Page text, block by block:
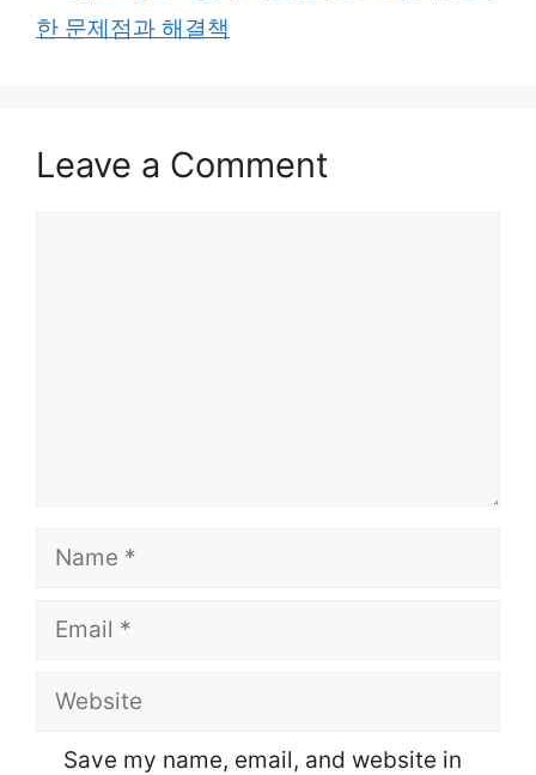
한 문제점과 해결책
Leave a Comment
Name
Email
Website
Save my name, email, and website in